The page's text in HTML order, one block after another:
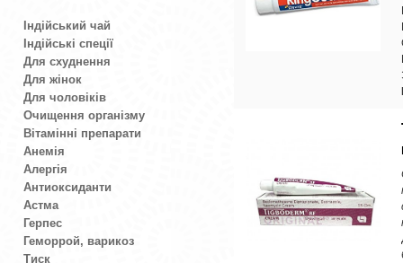
Індійський чай
Індійські спеції
Для схуднення
Для жінок
Для чоловіків
Очищення організму
Вітамінні препарати
Анемія
Алергія
Антиоксиданти
Астма
Герпес
Геморрой, варикоз
Тиск